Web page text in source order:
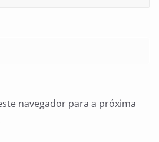
navegador para a próxima